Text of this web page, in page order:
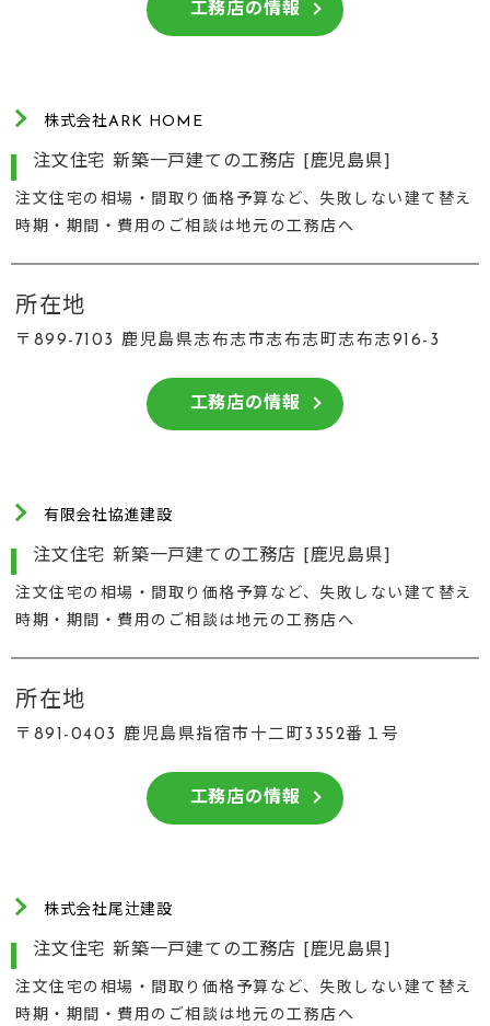
工務店の情報
株式会社ARK HOME
注文住宅 新築一戸建ての工務店 [鹿児島県]
注文住宅の相場・間取り価格予算など、失敗しない建て替え
時期・期間・費用のご相談は地元の工務店へ
所在地
〒899-7103 鹿児島県志布志市志布志町志布志916-3
工務店の情報
有限会社協進建設
注文住宅 新築一戸建ての工務店 [鹿児島県]
注文住宅の相場・間取り価格予算など、失敗しない建て替え
時期・期間・費用のご相談は地元の工務店へ
所在地
〒891-0403 鹿児島県指宿市十二町3352番１号
工務店の情報
株式会社尾辻建設
注文住宅 新築一戸建ての工務店 [鹿児島県]
注文住宅の相場・間取り価格予算など、失敗しない建て替え
時期・期間・費用のご相談は地元の工務店へ